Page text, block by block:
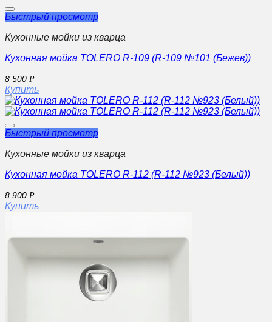
Быстрый просмотр
Кухонные мойки из кварца
Кухонная мойка TOLERO R-109 (R-109 №101 (Бежев))
8 500 Р
Купить
Быстрый просмотр
Кухонные мойки из кварца
Кухонная мойка TOLERO R-112 (R-112 №923 (Белый))
8 900 Р
Купить